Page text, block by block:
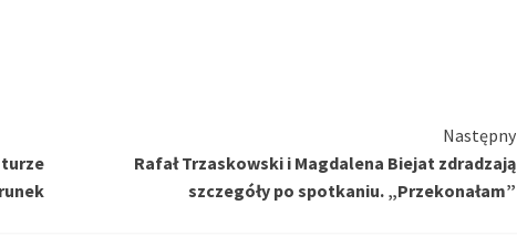
turze
Następny
Rafał Trzaskowski i Magdalena Biejat zdradzają
szczegóły po spotkaniu. „Przekonałam”